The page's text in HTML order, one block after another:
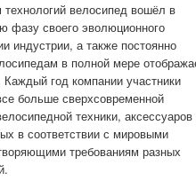
велосипед вошёл в
фазу своего эволюционного
индустрии, а также постоянно
в полной мере
год компании участники
больше сверхсовременной
техники, аксессуаров
в соответствии с мировыми
требованиям разных